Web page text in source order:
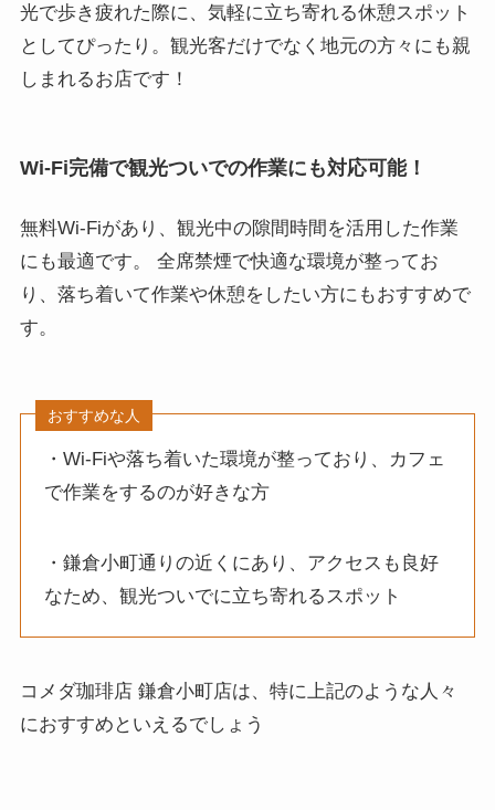
光で歩き疲れた際に、気軽に立ち寄れる休憩スポット
としてぴったり。観光客だけでなく地元の方々にも親
しまれるお店です！
Wi-Fi完備で観光ついでの作業にも対応可能！
無料Wi-Fiがあり、観光中の隙間時間を活用した作業
にも最適です。 全席禁煙で快適な環境が整ってお
り、落ち着いて作業や休憩をしたい方にもおすすめで
す。
おすすめな人
・Wi-Fiや落ち着いた環境が整っており、カフェ
で作業をするのが好きな方
・鎌倉小町通りの近くにあり、アクセスも良好
なため、観光ついでに立ち寄れるスポット
コメダ珈琲店 鎌倉小町店は、特に上記のような人々
におすすめといえるでしょう